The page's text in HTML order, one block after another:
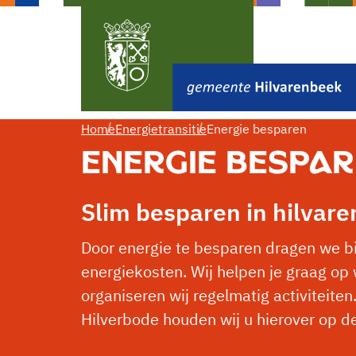
HomeEnergietransitieEnergie besparen
ENERGIE
Slim besparen in
Door energie te besparen dragen we
energiekosten. Wij helpen je graag
organiseren wij regelmatig
Hilverbode houden wij u hierover op
Door woningen beter te
isoleren en energie te
besparen, maken we onze
We willen je graag